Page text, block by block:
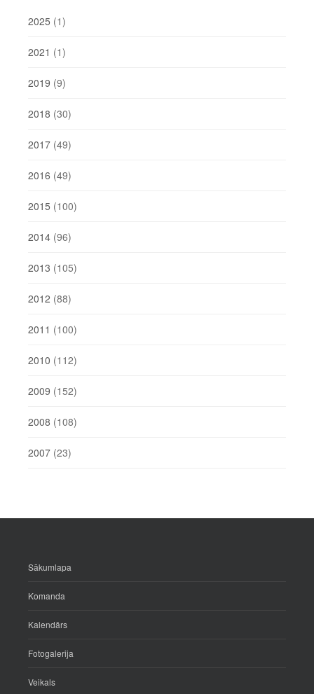
2025 (1)
2021 (1)
2019 (9)
2018 (30)
2017 (49)
2016 (49)
2015 (100)
2014 (96)
2013 (105)
2012 (88)
2011 (100)
2010 (112)
2009 (152)
2008 (108)
2007 (23)
Sākumlapa
Komanda
Kalendārs
Fotogalerija
Veikals